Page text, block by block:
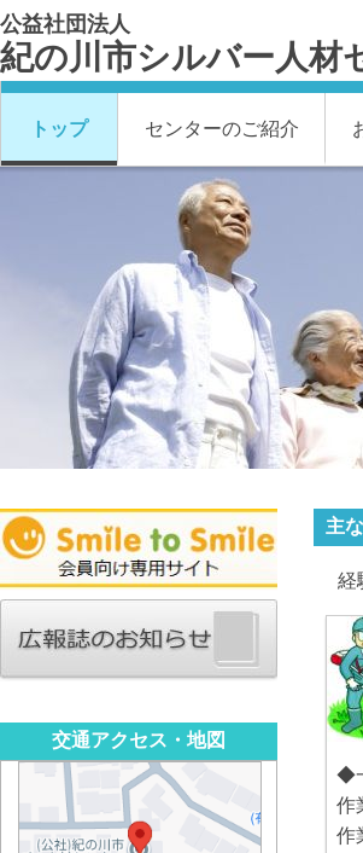
公益社団法人
紀の川市シルバー人材
トップ センターのご紹介
主
経
◆
作
作
交通アクセス・地図